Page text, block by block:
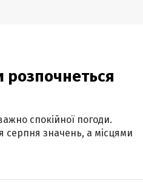
розпочнеться
спокійної погоди.
серпня значень, а місцями